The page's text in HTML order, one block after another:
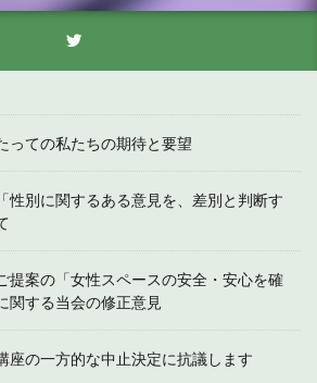
っての私たちの期待と要望
性別に関するある意見を、差別と判断す
提案の「女性スペースの安全・安心を確
関する当会の修正意見
座の一方的な中止決定に抗議します